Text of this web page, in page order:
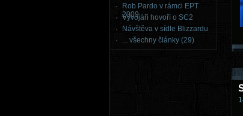
Rob Pardo v rámci EPT
2009
Vývojáři hovoří o SC2
Návštěva v sídle Blizzardu
... všechny články (29)